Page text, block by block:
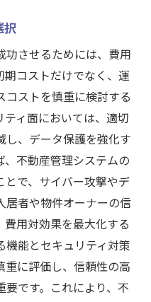
択
功させるためには、費用
期コストだけでなく、運
コストを慎重に検討する
ティ面においては、適切
し、データ保護を強化す
、不動産管理システムの
とで、サイバー攻撃やデ
居者や物件オーナーの信
費用対効果を最大化する
機能とセキュリティ対策
重に評価し、信頼性の高
要です。これにより、不